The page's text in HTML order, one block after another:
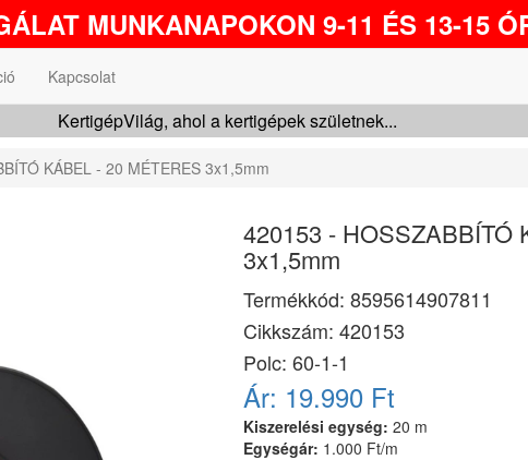
MUNKANAPOKON 9-11 ÉS 13-15
Kapcsolat
KertigépVilág, ahol a kertigépek születnek...
KÁBEL - 20 MÉTERES 3x1,5mm
420153 - HOSSZABBÍTÓ
3x1,5mm
Termékkód: 8595614907811
Cikkszám: 420153
Polc: 60-1-1
Ár: 19.990 Ft
Kiszerelési egység: 20 m
Egységár: 1.000 Ft/m